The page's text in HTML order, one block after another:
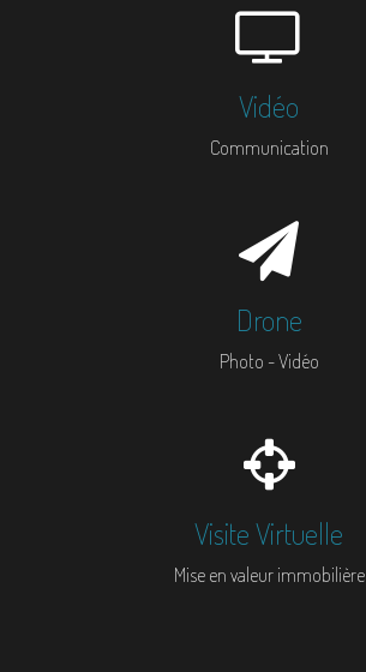
Vidéo
Communication
Drone
Photo - Vidéo
Visite Virtuelle
Mise en valeur immobilière